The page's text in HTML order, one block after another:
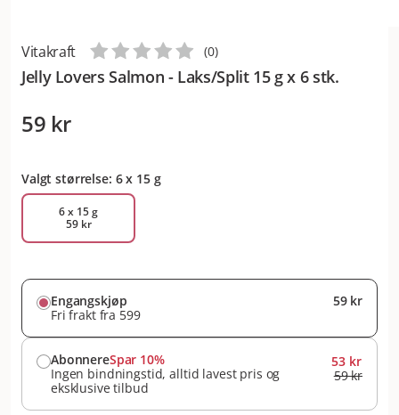
Vitakraft
Jelly Lovers Salmon - Laks/Split 15 g x 6 stk.
(0)
59 kr
Valgt størrelse: 6 x 15 g
6 x 15 g
59 kr
Engangskjøp
Fri frakt fra 599
59 kr
AbonnereSpar 10%
Ingen bindningstid, alltid lavest pris og
eksklusive tilbud
53 kr
59 kr